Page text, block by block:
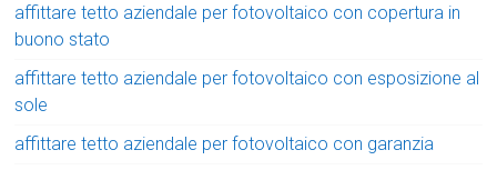
affittare tetto aziendale per fotovoltaico con copertura in
buono stato
affittare tetto aziendale per fotovoltaico con esposizione al
sole
affittare tetto aziendale per fotovoltaico con garanzia